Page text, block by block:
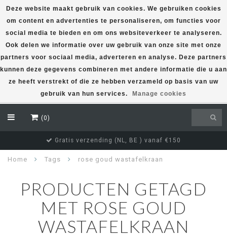
(0)
Gratis verzending (NL, BE ) vanaf €150
Home Tags rose goud wastafelkraan
PRODUCTEN GETAGD
MET ROSE GOUD
WASTAFELKRAAN
Deze website maakt gebruik van cookies. We gebruiken cookies
om content en advertenties te personaliseren, om functies voor
social media te bieden en om ons websiteverkeer te analyseren.
Ook delen we informatie over uw gebruik van onze site met onze
partners voor sociaal media, adverteren en analyse. Deze partners
kunnen deze gegevens combineren met andere informatie die u aan
ze heeft verstrekt of die ze hebben verzameld op basis van uw
gebruik van hun services.
Manage cookies